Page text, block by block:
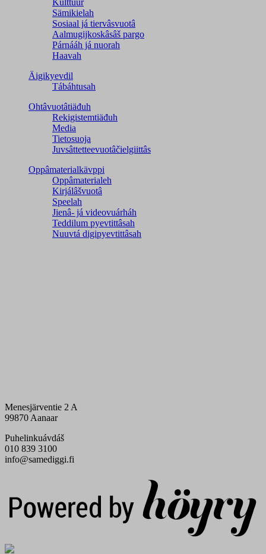
Kulttuur
Sämikielah
Sosiaal já tiervâsvuotâ
Aalmugijkoskâsâš pargo
Párnááh já nuorah
Haavah
Äigikyevdil
Tábáhtusah
Ohtâvuotâtiäđuh
Rekigistemtiäđuh
Media
Tietosuoja
Juvsâttetteevuotâčielgiittâs
Oppâmaterialkävppi
Oppâmaterialeh
Kirjálâšvuotâ
Speelah
Jienâ- já videovuárháh
Teddilum pyevtittâsah
Nuuvtá digipyevtittâsah
Menesjärventie 2 A
99870 Aanaar
Puhelinkuávdáš
010 839 3100
info@samediggi.fi